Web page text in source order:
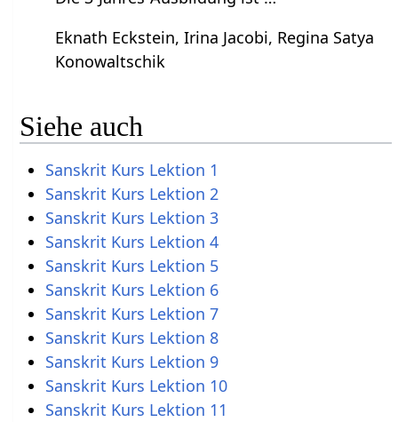
Eknath Eckstein, Irina Jacobi, Regina Satya
Konowaltschik
Siehe auch
Sanskrit Kurs Lektion 1
Sanskrit Kurs Lektion 2
Sanskrit Kurs Lektion 3
Sanskrit Kurs Lektion 4
Sanskrit Kurs Lektion 5
Sanskrit Kurs Lektion 6
Sanskrit Kurs Lektion 7
Sanskrit Kurs Lektion 8
Sanskrit Kurs Lektion 9
Sanskrit Kurs Lektion 10
Sanskrit Kurs Lektion 11